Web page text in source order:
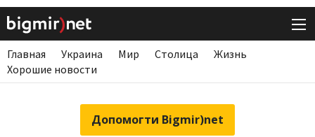
Главная Украина Мир Столица
Жизнь
Хорошие новости
Допомогти Bigmir)net